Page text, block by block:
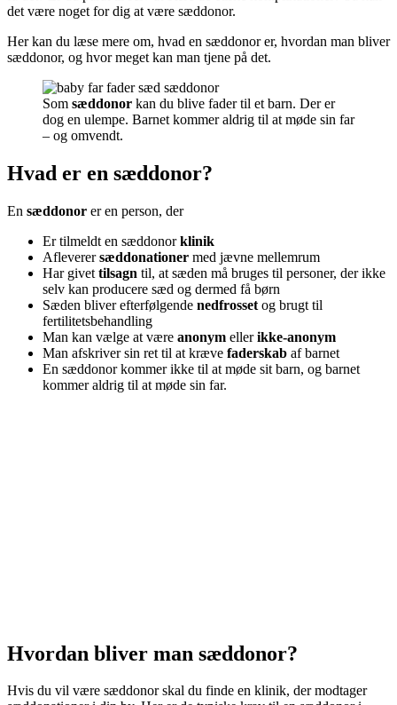
det være noget for dig at være sæddonor.
Her kan du læse mere om, hvad en sæddonor er, hvordan man bliver
sæddonor, og hvor meget kan man tjene på det.
Som sæddonor kan du blive fader til et barn. Der er
dog en ulempe. Barnet kommer aldrig til at møde sin far
– og omvendt.
Hvad er en sæddonor?
En sæddonor er en person, der
Er tilmeldt en sæddonorklinik
Afleverersæddonationer med jævne mellemrum
Har givet tilsagn til, at sæden må bruges til personer, der ikke
selv kan producere sæd og dermed få børn
Sæden bliver efterfølgende nedfrosset og brugt til
fertilitetsbehandling
Man kan vælge at være anonym ellerikke-anonym
Man afskriver sin ret til at kræve faderskab af barnet
En sæddonor kommer ikke til at møde sit barn, og barnet
kommer aldrig til at møde sin far.
Hvordan bliver man sæddonor?
Hvis du vil være sæddonor skal du finde en klinik, der modtager